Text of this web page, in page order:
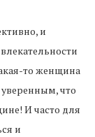
и
то женщина
что
И часто для
и